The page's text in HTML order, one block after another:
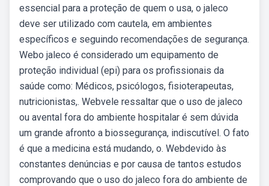
essencial para a proteção de quem o usa, o jaleco
deve ser utilizado com cautela, em ambientes
específicos e seguindo recomendações de segurança.
Webo jaleco é considerado um equipamento de
proteção individual (epi) para os profissionais da
saúde como: Médicos, psicólogos, fisioterapeutas,
nutricionistas,. Webvele ressaltar que o uso de jaleco
ou avental fora do ambiente hospitalar é sem dúvida
um grande afronto a biossegurança, indiscutível. O fato
é que a medicina está mudando, o. Webdevido às
constantes denúncias e por causa de tantos estudos
comprovando que o uso do jaleco fora do ambiente de